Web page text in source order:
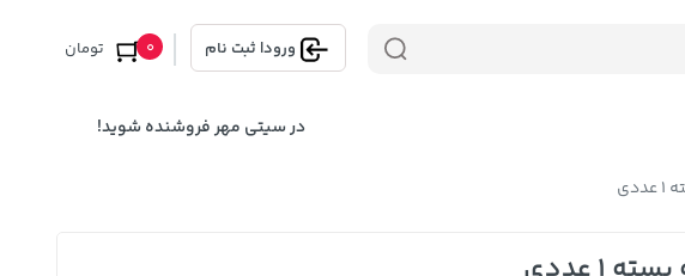
ورود| ثبت نام تومان 0
در سیتی مهر فروشنده شوید!